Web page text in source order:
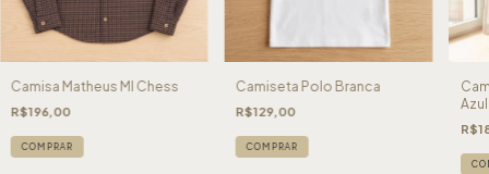
Camisa Matheus Ml Chess
R$196,00
COMPRAR
Camiseta Polo Branca
R$129,00
COMPRAR